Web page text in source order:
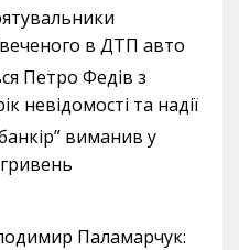
в ДТП авто
Петро Федів з
невідомості та надії
виманив у
Паламарчук: